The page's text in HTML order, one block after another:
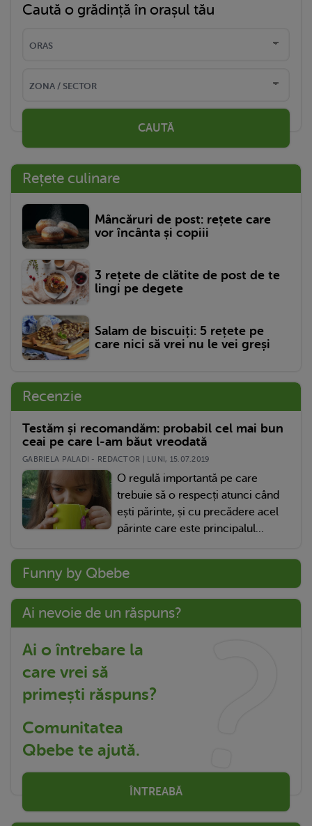
Caută o grădință în orașul tău
CAUTĂ
Rețete culinare
Mâncăruri de post: rețete care
vor încânta și copiii
3 rețete de clătite de post de te
lingi pe degete
Salam de biscuiți: 5 rețete pe
care nici să vrei nu le vei greși
Recenzie
Testăm și recomandăm: probabil cel mai bun
ceai pe care l-am băut vreodată
GABRIELA PALADI - REDACTOR | LUNI, 15.07.2019
O regulă importantă pe care
trebuie să o respecți atunci când
ești părinte, și cu precădere acel
părinte care este principalul...
Funny by Qbebe
Ai nevoie de un răspuns?
Ai o întrebare la
care vrei să
primești răspuns?
Comunitatea
Qbebe te ajută.
ÎNTREABĂ